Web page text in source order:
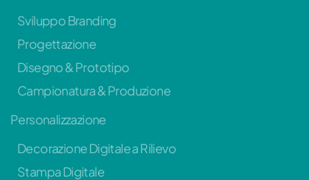
Sviluppo Branding
Progettazione
Disegno & Prototipo
Campionatura & Produzione
Personalizzazione
Decorazione Digitale a Rilievo
Stampa Digitale